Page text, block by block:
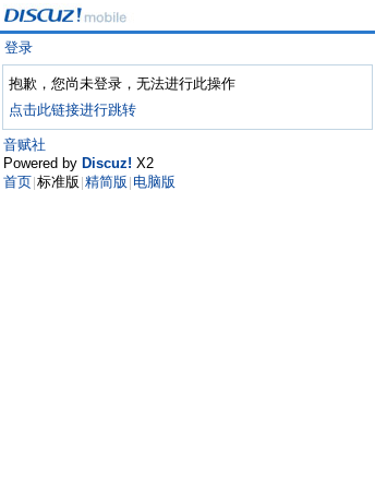
登录
抱歉，您尚未登录，无法进行此操作
点击此链接进行跳转
音赋社
Powered by Discuz! X2
首页 标准版 精简版 电脑版